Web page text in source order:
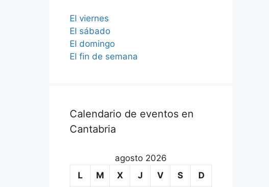
El viernes
El sábado
El domingo
El fin de semana
Calendario de eventos en
Cantabria
agosto 2026
L
M X J V S D